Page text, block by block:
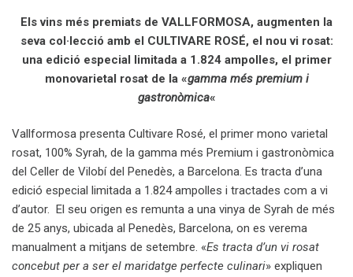
Els vins més premiats de VALLFORMOSA, augmenten la
seva col·lecció amb el CULTIVARE ROSÉ, el nou vi rosat:
una edició especial limitada a 1.824 ampolles, el primer
monovarietal rosat de la «gamma més premium i
gastronòmica«
Vallformosa presenta Cultivare Rosé, el primer mono varietal
rosat, 100% Syrah, de la gamma més Premium i gastronòmica
del Celler de Vilobí del Penedès, a Barcelona. Es tracta d’una
edició especial limitada a 1.824 ampolles i tractades com a vi
d’autor. El seu origen es remunta a una vinya de Syrah de més
de 25 anys, ubicada al Penedès, Barcelona, on es verema
manualment a mitjans de setembre. «Es tracta d’un vi rosat
concebut per a ser el maridatge perfecte culinari» expliquen